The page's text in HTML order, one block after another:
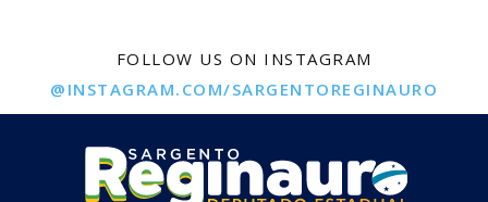
FOLLOW US ON INSTAGRAM
@INSTAGRAM.COM/SARGENTOREGINAURO